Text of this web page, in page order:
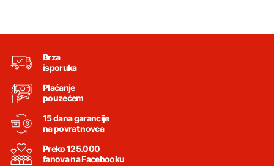
Brza
isporuka
Plaćanje
pouzećem
15 dana garancije
na povrat novca
Preko 125.000
fanova na Facebooku